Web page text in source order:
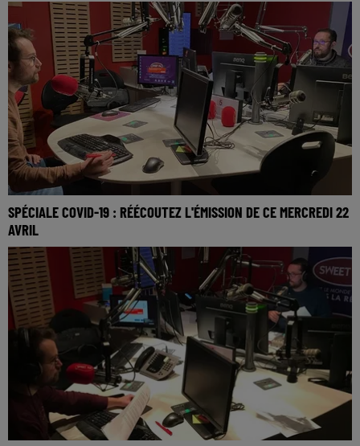
SPÉCIALE COVID-19 : RÉÉCOUTEZ L'ÉMISSION DE CE MERCREDI 22
AVRIL